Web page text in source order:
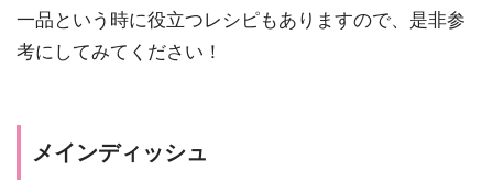
一品という時に役立つレシピもありますので、是非参
考にしてみてください！
メインディッシュ